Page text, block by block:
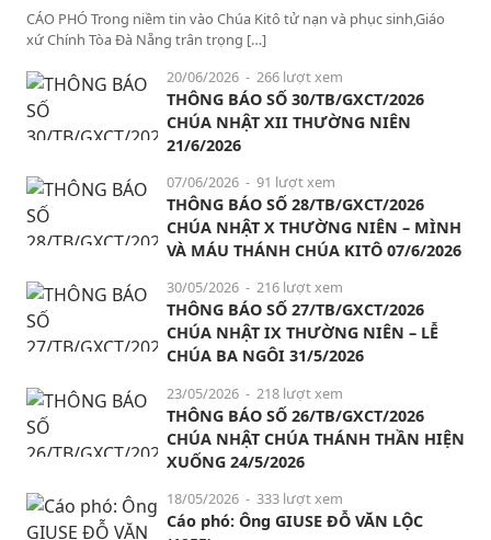
CÁO PHÓ Trong niềm tin vào Chúa Kitô tử nạn và phục sinh,Giáo
xứ Chính Tòa Đà Nẵng trân trọng […]
20/06/2026 - 266 lượt xem
THÔNG BÁO SỐ 30/TB/GXCT/2026
CHÚA NHẬT XII THƯỜNG NIÊN
21/6/2026
07/06/2026 - 91 lượt xem
THÔNG BÁO SỐ 28/TB/GXCT/2026
CHÚA NHẬT X THƯỜNG NIÊN – MÌNH
VÀ MÁU THÁNH CHÚA KITÔ 07/6/2026
30/05/2026 - 216 lượt xem
THÔNG BÁO SỐ 27/TB/GXCT/2026
CHÚA NHẬT IX THƯỜNG NIÊN – LỄ
CHÚA BA NGÔI 31/5/2026
23/05/2026 - 218 lượt xem
THÔNG BÁO SỐ 26/TB/GXCT/2026
CHÚA NHẬT CHÚA THÁNH THẦN HIỆN
XUỐNG 24/5/2026
18/05/2026 - 333 lượt xem
Cáo phó: Ông GIUSE ĐỖ VĂN LỘC